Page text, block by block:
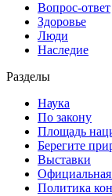
Вопрос-ответ
Здоровье
Люди
Наследие
Разделы
Наука
По закону
Площадь
Берегите
Выставки
Политика